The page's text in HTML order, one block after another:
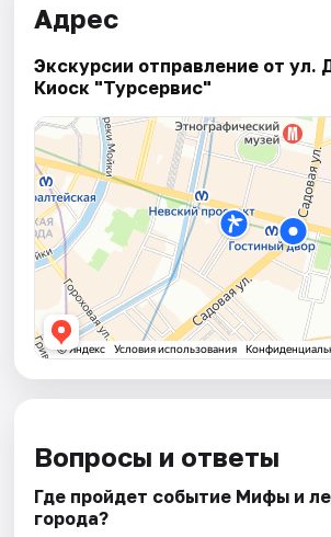
Адрес
Экскурсии отправление от ул.
Киоск "Турсервис"
Вопросы и ответы
Где пройдет событие Мифы и
города?